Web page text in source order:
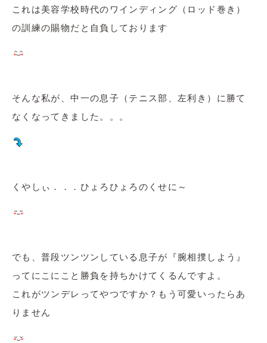
これは美容学校時代のワインディング（ロッド巻き）
の訓練の賜物だと自負しております
そんな私が、中一の息子（テニス部、左利き）に勝て
なくなってきました。。。
くやしぃ．．．ひょろひょろのくせに～
でも、普段ツンツンしている息子が『腕相撲しよう』
ってにこにこと勝負を持ちかけてくるんですよ。
これがツンデレってやつですか？もう可愛いったらあ
りません